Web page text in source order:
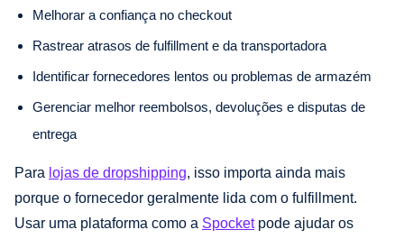
Melhorar a confiança no checkout
Rastrear atrasos de fulfillment e da transportadora
Identificar fornecedores lentos ou problemas de armazém
Gerenciar melhor reembolsos, devoluções e disputas de
entrega
Para lojas de dropshipping, isso importa ainda mais
porque o fornecedor geralmente lida com o fulfillment.
Usar uma plataforma como a Spocketpode ajudar os